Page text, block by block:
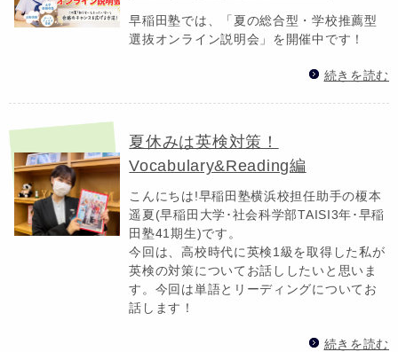
早稲田塾では、「夏の総合型・学校推薦型
選抜オンライン説明会」を開催中です！
続きを読む
夏休みは英検対策！
Vocabulary&Reading編
こんにちは!早稲田塾横浜校担任助手の榎本
遥夏(早稲田大学･社会科学部TAISI3年･早稲
田塾41期生)です。
今回は、高校時代に英検1級を取得した私が
英検の対策についてお話ししたいと思いま
す。今回は単語とリーディングについてお
話します！
続きを読む